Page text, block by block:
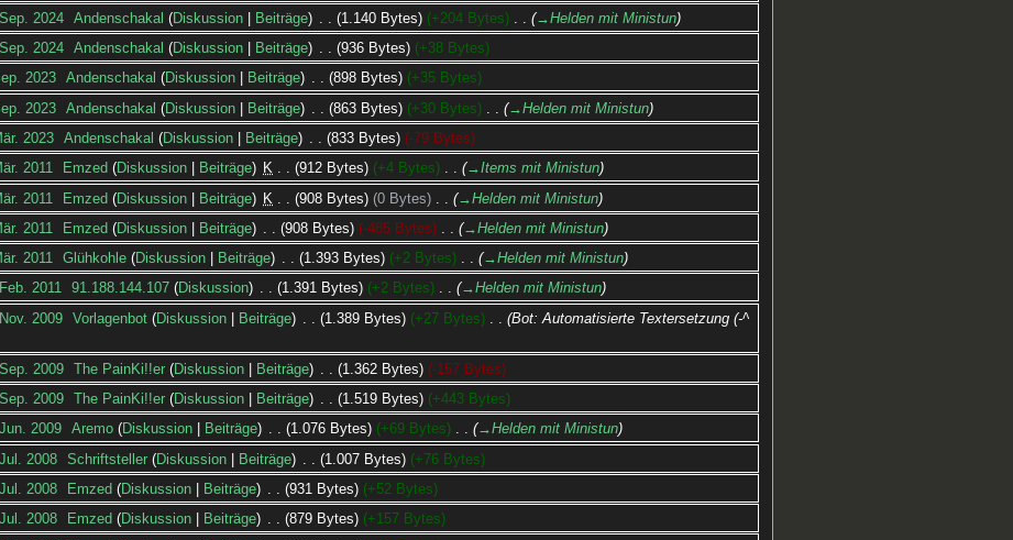
2024‎ Andenschakal Diskussion Beiträge 1.140 Bytes +204 Bytes
→‎Helden mit Ministun
2024‎ Andenschakal Diskussion Beiträge 936 Bytes
+38 Bytes
2023‎ Andenschakal Diskussion Beiträge 898 Bytes
+35 Bytes
2023‎ Andenschakal Diskussion Beiträge 863 Bytes +30 Bytes
→‎Helden mit Ministun
2023‎ Andenschakal Diskussion Beiträge 833 Bytes
-79 Bytes
2011‎ Emzed Diskussion Beiträge K 912 Bytes +4 Bytes
→‎Items mit Ministun
2011 Emzed Diskussion Beiträge K 908 Bytes 0 Bytes
→‎Helden mit Ministun
2011 Emzed Diskussion Beiträge 908 Bytes -485 Bytes
→‎Helden mit Ministun
2011‎ Glühkohle Diskussion Beiträge 1.393 Bytes +2 Bytes
→‎Helden mit Ministun
2011‎ 91.188.144.107 Diskussion 1.391 Bytes +2 Bytes
→‎Helden mit Ministun
2009‎ Vorlagenbot Diskussion Beiträge 1.389 Bytes +27 Bytes
Bot: Automatisierte Textersetzung (-^
2009‎ The PainKi!!er Diskussion Beiträge 1.362 Bytes
-157 Bytes
2009‎ The PainKi!!er Diskussion Beiträge 1.519 Bytes
+443 Bytes
2009‎ Aremo Diskussion Beiträge 1.076 Bytes +69 Bytes
→‎Helden mit Ministun
2008‎ Schriftsteller Diskussion Beiträge 1.007 Bytes
+76 Bytes
2008‎ Emzed Diskussion Beiträge 931 Bytes
+52 Bytes
2008‎ Emzed Diskussion Beiträge 879 Bytes
+157 Bytes